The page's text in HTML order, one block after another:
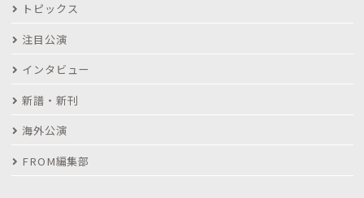
トピックス
注目公演
インタビュー
新譜・新刊
海外公演
FROM編集部